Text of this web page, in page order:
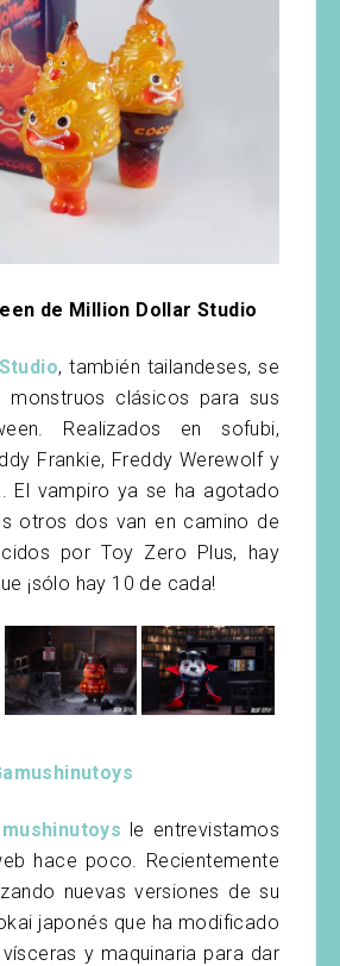
de Million Dollar Studio
, también tailandeses, se
monstruos clásicos para sus
Realizados en sofubi,
Frankie, Freddy Werewolf y
El vampiro ya se ha agotado
otros dos van en camino de
por Toy Zero Plus, hay
¡sólo hay 10 de cada!
le entrevistamos
hace poco. Recientemente
nuevas versiones de su
japonés que ha modificado
y maquinaria para dar